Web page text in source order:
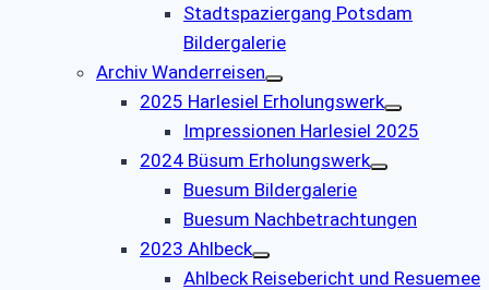
Stadtspaziergang Potsdam
Bildergalerie
Archiv Wanderreisen
2025 Harlesiel Erholungswerk
Impressionen Harlesiel 2025
2024 Büsum Erholungswerk
Buesum Bildergalerie
Buesum Nachbetrachtungen
2023 Ahlbeck
Ahlbeck Reisebericht und Resuemee